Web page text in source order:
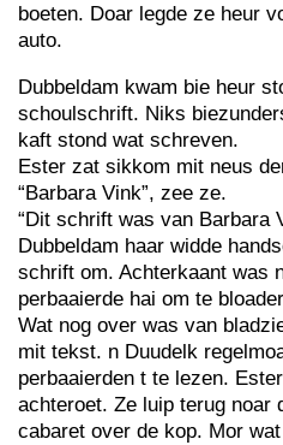
boeten. Doar legde ze heur
auto.
Dubbeldam kwam bie heur
schoulschrift. Niks
kaft stond wat schreven.
Ester zat sikkom mit neus
“Barbara Vink”, zee ze.
“Dit schrift was van Barbara
Dubbeldam haar widde
schrift om. Achterkaant was
perbaaierde hai om te
Wat nog over was van
mit tekst. n Duudelk
perbaaierden t te lezen.
achteroet. Ze luip terug noar
cabaret over de kop. Mor